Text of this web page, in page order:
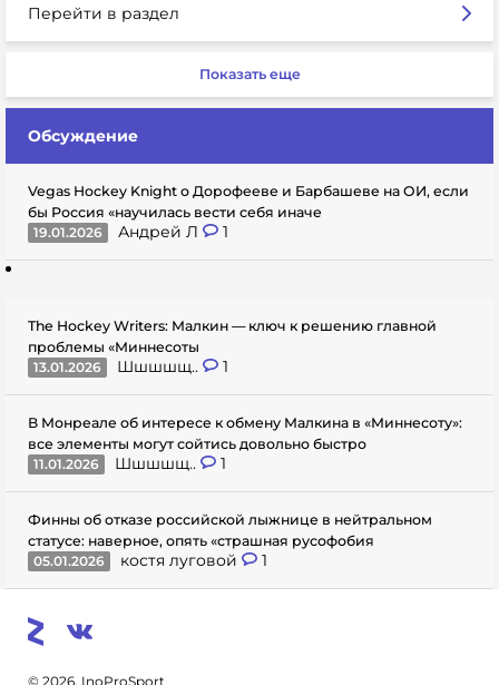
Перейти в раздел
Показать еще
Обсуждение
Vegas Hockey Knight о Дорофееве и Барбашеве на ОИ, если
бы Россия «научилась вести себя иначе
19.01.2026
Андрей Л 1
The Hockey Writers: Малкин — ключ к решению главной
проблемы «Миннесоты
13.01.2026
Шшшшщ.. 1
В Монреале об интересе к обмену Малкина в «Миннесоту»:
все элементы могут сойтись довольно быстро
11.01.2026
Шшшшщ.. 1
Финны об отказе российской лыжнице в нейтральном
статусе: наверное, опять «страшная русофобия
05.01.2026
костя луговой 1
© 2026. InoProSport